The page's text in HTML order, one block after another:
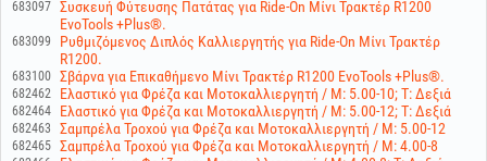
683097 Συσκευή Φύτευσης Πατάτας για Ride-On Μίνι Τρακτέρ R1200
EvoTools +Plus®.
683099
Ρυθμιζόμενος Διπλός Καλλιεργητής για Ride-On Μίνι Τρακτέρ
R1200.
683100 Σβάρνα για Επικαθήμενο Μίνι Τρακτέρ R1200 EvoTools +Plus®.
682462 Ελαστικό για Φρέζα και Μοτοκαλλιεργητή / M: 5.00-10; T: Δεξιά
682464 Ελαστικό για Φρέζα και Μοτοκαλλιεργητή / M: 5.00-12; T: Δεξιά
682463 Σαμπρέλα Τροχού για Φρέζα και Μοτοκαλλιεργητή / M: 5.00-12
682465 Σαμπρέλα Τροχού για Φρέζα και Μοτοκαλλιεργητή / M: 4.00-8